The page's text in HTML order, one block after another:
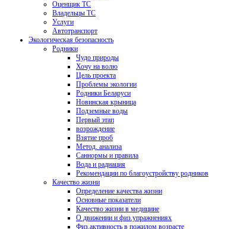
Оценщик ТС
Владельцы ТС
Услуги
Автотранспорт
Экологическая безопасность
Родники
Чудо природы
Хочу на волю
Цель проекта
Проблемы экологии
Родники Беларуси
Новинская крыница
Подземные воды
Первый этап
возрождение
Взятие проб
Метод. анализа
Саннормы и правила
Вода и радиация
Рекомендации по благоустройству родников
Качество жизни
Определение качества жизни
Основные показатели
Качество жизни в медицине
О движении и физ.упражнениях
Физ.активность в пожилом возрасте